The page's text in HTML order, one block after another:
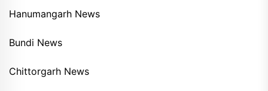
Hanumangarh News
Bundi News
Chittorgarh News